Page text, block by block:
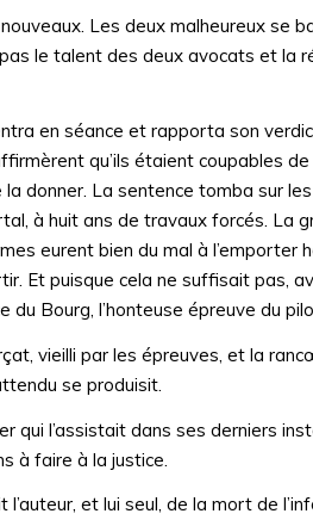
Les deux malheureux se
le talent des deux avocats et la
en séance et rapporta son
qu’ils étaient coupables
donner. La sentence tomba sur
à huit ans de travaux forcés. La
eurent bien du mal à l’emporter
Et puisque cela ne suffisait pas,
Bourg, l’honteuse épreuve du
vieilli par les épreuves, et la
se produisit.
qui l’assistait dans ses derniers
à faire à la justice.
et lui seul, de la mort de